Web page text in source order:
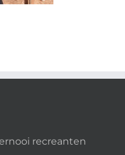
recreanten